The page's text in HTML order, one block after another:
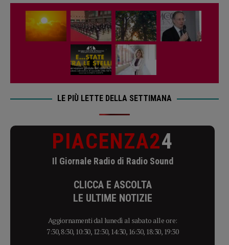
LE PIÙ LETTE DELLA SETTIMANA
PIACENZA24
Il Giornale Radio di Radio Sound
CLICCA E ASCOLTA
LE ULTIME NOTIZIE
Aggiornamenti dal lunedì al sabato alle ore:
7:30, 8:30, 10:30, 12:30, 14:30, 16:30, 18:30, 19:30